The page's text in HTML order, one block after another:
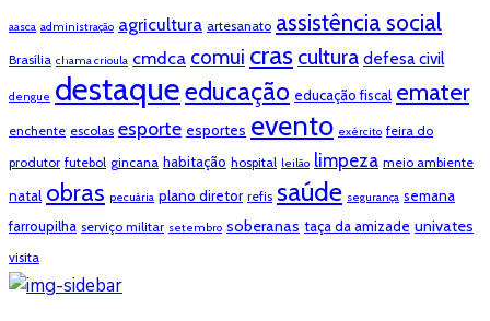
aasca administração agricultura artesanato assistência social
Brasília chama crioula cmdca comui cras cultura defesa civil
dengue destaqueeducação educação fiscal emater
enchente escolas esporte esportes evento exército feira do
produtor futebol gincana habitação hospital leilão limpeza meio ambiente
natal obras pecuária plano diretor refis saúde segurança semana
farroupilha serviço militar setembro soberanas taça da amizade univates
visita